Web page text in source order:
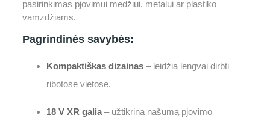
pasirinkimas pjovimui medžiui, metalui ar plastiko
vamzdžiams.
Pagrindinės savybės:
Kompaktiškas dizainas – leidžia lengvai dirbti
ribotose vietose.
18 V XR galia – užtikrina našumą pjovimo